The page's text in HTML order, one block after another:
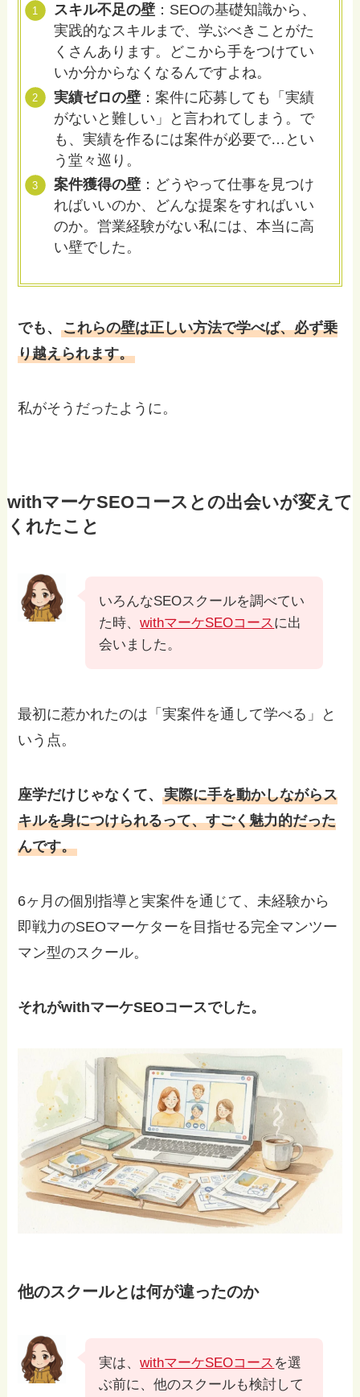
スキル不足の壁：SEOの基礎知識から、
実践的なスキルまで、学ぶべきことがた
くさんあります。どこから手をつけてい
いか分からなくなるんですよね。
実績ゼロの壁：案件に応募しても「実績
がないと難しい」と言われてしまう。で
も、実績を作るには案件が必要で…とい
う堂々巡り。
案件獲得の壁：どうやって仕事を見つけ
ればいいのか、どんな提案をすればいい
のか。営業経験がない私には、本当に高
い壁でした。
でも、これらの壁は正しい方法で学べば、必ず乗
り越えられます。
私がそうだったように。
withマーケSEOコースとの出会いが変えて
くれたこと
いろんなSEOスクールを調べてい
た時、withマーケSEOコースに出
会いました。
最初に惹かれたのは「実案件を通して学べる」と
いう点。
座学だけじゃなくて、実際に手を動かしながらス
キルを身につけられるって、すごく魅力的だった
んです。
6ヶ月の個別指導と実案件を通じて、未経験から
即戦力のSEOマーケターを目指せる完全マンツー
マン型のスクール。
それがwithマーケSEOコースでした。
他のスクールとは何が違ったのか
実は、withマーケSEOコース を選
ぶ前に、他のスクールも検討して